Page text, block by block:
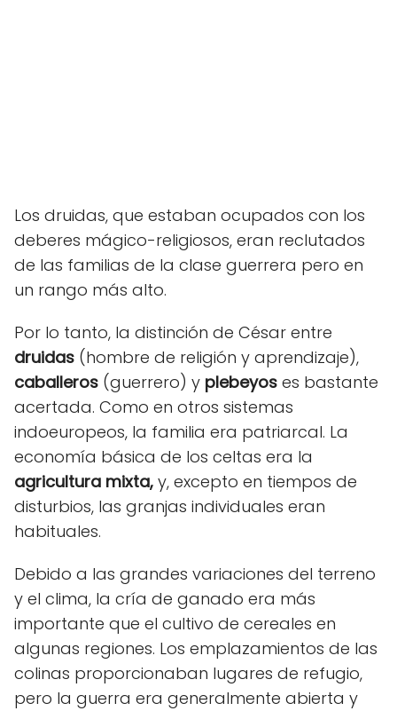
Los druidas, que estaban ocupados con los
deberes mágico-religiosos, eran reclutados
de las familias de la clase guerrera pero en
un rango más alto.
Por lo tanto, la distinción de César entre
druidas (hombre de religión y aprendizaje),
caballeros (guerrero) y plebeyos es bastante
acertada. Como en otros sistemas
indoeuropeos, la familia era patriarcal. La
economía básica de los celtas era la
agricultura mixta, y, excepto en tiempos de
disturbios, las granjas individuales eran
habituales.
Debido a las grandes variaciones del terreno
y el clima, la cría de ganado era más
importante que el cultivo de cereales en
algunas regiones. Los emplazamientos de las
colinas proporcionaban lugares de refugio,
pero la guerra era generalmente abierta y